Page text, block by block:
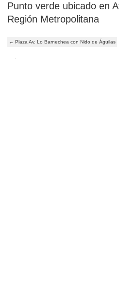
Punto verde ubicado en
Región Metropolitana
← Plaza Av. Lo Barnechea con Nido de Águilas
.